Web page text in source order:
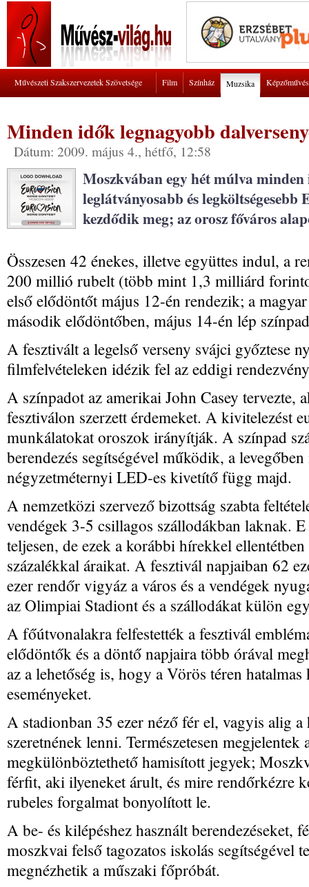
Művészeti Szakszervezetek Szövetsége Film Színház Muzsika
Minden idők legnagyobb
Dátum: 2009. május 4., hétfő, 12:58
Moszkvában egy hét múlva
leglátványosabb és legköltségesebb
kezdődik meg; az orosz főváros
Összesen 42 énekes, illetve együttes indul, a
200 millió rubelt (több mint 1,3 milliárd
első elődöntőt május 12-én rendezik; a
második elődöntőben, május 14-én lép
A fesztivált a legelső verseny svájci győztese
filmfelvételeken idézik fel az eddigi
A színpadot az amerikai John Casey tervezte,
fesztiválon szerzett érdemeket. A kivitelezést
munkálatokat oroszok irányítják. A színpad
berendezés segítségével működik, a
négyzetméternyi LED-es kivetítő függ majd.
A nemzetközi szervező bizottság szabta
vendégek 3-5 csillagos szállodákban laknak.
teljesen, de ezek a korábbi hírekkel
százalékkal áraikat. A fesztivál napjaiban 62
ezer rendőr vigyáz a város és a vendégek
az Olimpiai Stadiont és a szállodákat külön
A főútvonalakra felfestették a fesztivál
elődöntők és a döntő napjaira több órával
az a lehetőség is, hogy a Vörös téren
eseményeket.
A stadionban 35 ezer néző fér el, vagyis alig
szeretnének lenni. Természetesen
megkülönböztethető hamisított jegyek;
férfit, aki ilyeneket árult, és mire rendőrkézre
rubeles forgalmat bonyolított le.
A be- és kilépéshez használt berendezéseket,
moszkvai felső tagozatos iskolás segítségével
megnézhetik a műszaki főpróbát.